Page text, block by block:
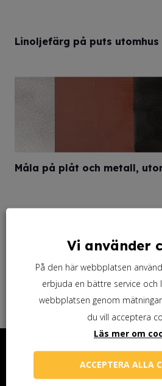
Linoljefärg på puts utomhus
Måla på plåt och metall,
Linoljefärg och Eternit
Kontakta oss
Ottosson Färgmakeri AB
Vi använder
På den här webbplatsen
erbjuda en bättre service
webbplatsen genom
du vill acceptera
Läs mer om
ACCEPTERA ALLA